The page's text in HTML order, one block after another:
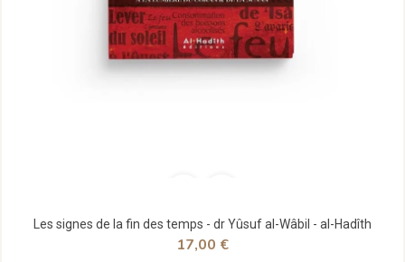
Les signes de la fin des temps - dr Yûsuf al-Wâbil - al-Hadîth
17,00 €